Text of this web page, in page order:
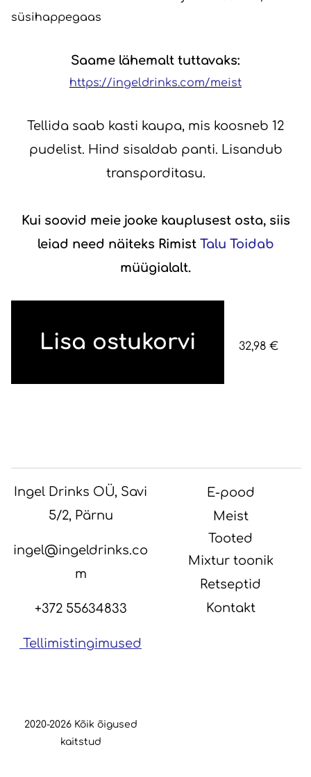
süsihappegaas
Saame lähemalt tuttavaks:
https://ingeldrinks.com/meist
Tellida saab kasti kaupa, mis koosneb 12
pudelist. Hind sisaldab panti. Lisandub
transporditasu.
Kui soovid meie jooke kauplusest osta, siis
leiad need näiteks Rimist Talu Toidab
müügialalt.
Lisa ostukorvi 32,98 €
Ingel Drinks OÜ, Savi
5/2, Pärnu
ingel@ingeldrinks.co
m
+372 55634833
Tellimistingimused
2020-2026 Kõik õigused
kaitstud
E-pood
Meist
Tooted
Mixtur toonik
Retseptid
Kontakt